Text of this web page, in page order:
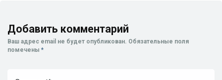
Добавить комментарий
Ваш адрес email не будет опубликован. Обязательные поля
помечены *